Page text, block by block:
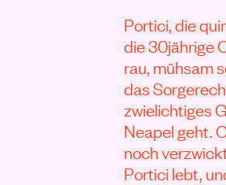
Portici, die
die 30jährige
rau, mühsam
das
zwielichtiges
Neapel geht.
noch
Portici lebt,